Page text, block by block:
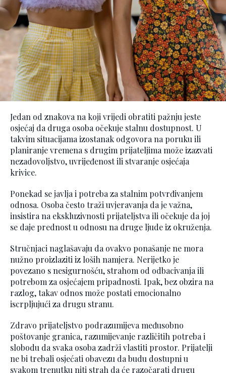
Jedan od znakova na koji vrijedi obratiti pažnju jeste
osjećaj da druga osoba očekuje stalnu dostupnost. U
takvim situacijama izostanak odgovora na poruku ili
planiranje vremena s drugim prijateljima može izazvati
nezadovoljstvo, uvrijeđenost ili stvaranje osjećaja
krivice.
Ponekad se javlja i potreba za stalnim potvrđivanjem
odnosa. Osoba često traži uvjeravanja da je važna,
insistira na ekskluzivnosti prijateljstva ili očekuje da joj
se daje prednost u odnosu na druge ljude iz okruženja.
Stručnjaci naglašavaju da ovakvo ponašanje ne mora
nužno proizlaziti iz loših namjera. Nerijetko je
povezano s nesigurnošću, strahom od odbacivanja ili
potrebom za osjećajem pripadnosti. Ipak, bez obzira na
razlog, takav odnos može postati emocionalno
iscrpljujući za drugu stranu.
Zdravo prijateljstvo podrazumijeva međusobno
poštovanje granica, razumijevanje različitih potreba i
slobodu da svaka osoba zadrži vlastiti prostor. Prijatelji
ne bi trebali osjećati obavezu da budu dostupni u
svakom trenutku niti strah da će razočarati drugu